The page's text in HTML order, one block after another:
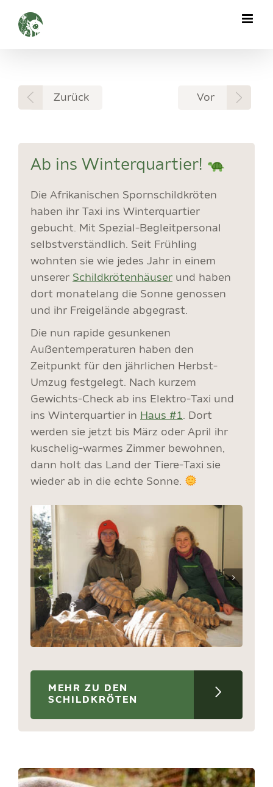
Inhalt
Zurück Vor
Ab ins Winterquartier!
Die Afrikanischen Spornschildkröten
haben ihr Taxi ins Winterquartier
gebucht. Mit Spezial-Begleitpersonal
selbstverständlich. Seit Frühling
wohnten sie wie jedes Jahr in einem
unserer Schildkrötenhäuser und haben
dort monatelang die Sonne genossen
und ihr Freigelände abgegrast.
Die nun rapide gesunkenen
Außentemperaturen haben den
Zeitpunkt für den jährlichen Herbst-
Umzug festgelegt. Nach kurzem
Gewichts-Check ab ins Elektro-Taxi und
ins Winterquartier in Haus #1. Dort
werden sie jetzt bis März oder April ihr
kuschelig-warmes Zimmer bewohnen,
dann holt das Land der Tiere-Taxi sie
wieder ab in die echte Sonne.
MEHR ZU DEN
SCHILDKRÖTEN